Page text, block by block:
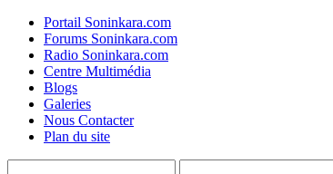
Portail Soninkara.com
Forums Soninkara.com
Radio Soninkara.com
Centre Multimédia
Blogs
Galeries
Nous Contacter
Plan du site